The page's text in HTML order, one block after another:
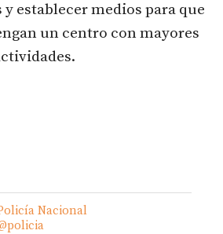
establecer medios para que
un centro con mayores
Nacional